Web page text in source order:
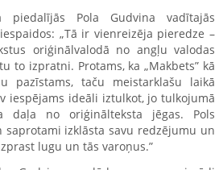
piedalījās Pola Gudvina vadītajās
„Tā ir vienreizēja pieredze –
oriģinālvalodā no angļu valodas
to izpratni. Protams, ka „Makbets” kā
pazīstams, taču meistarklašu laikā
iespējams ideāli iztulkot, jo tulkojumā
daļa no oriģinālteksta jēgas. Pols
izklāsta savu redzējumu un
lugu un tās varoņus.”